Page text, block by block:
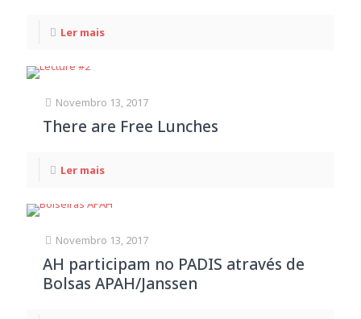
Ler mais
Novembro 13, 2017
There are Free Lunches
Ler mais
Novembro 13, 2017
AH participam no PADIS através de
Bolsas APAH/Janssen